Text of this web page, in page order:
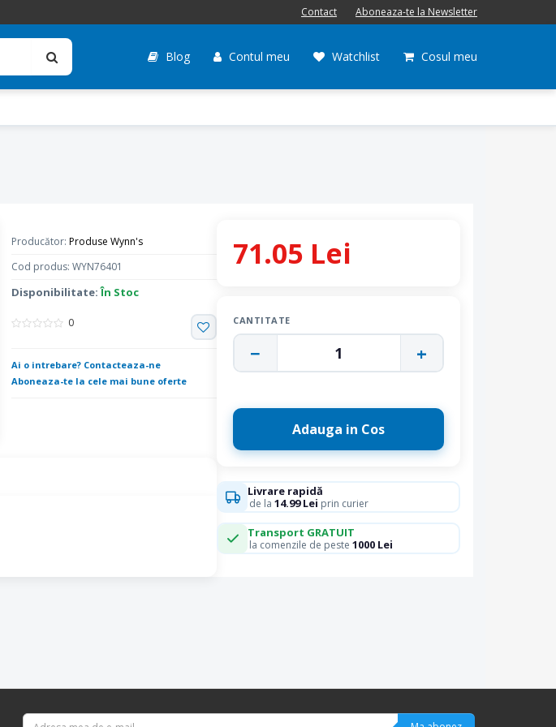
Contact Aboneaza-te la Newsletter
Blog Contul meu Watchlist Cosul meu
Producător: Produse Wynn's
Cod produs: WYN76401
Disponibilitate:În Stoc
0
Ai o intrebare? Contacteaza-ne
Aboneaza-te la cele mai bune oferte
71.05 Lei
CANTITATE
− 1 +
Adauga in Cos
Livrare rapidă
de la 14.99 Lei prin curier
Transport GRATUIT
la comenzile de peste 1000 Lei